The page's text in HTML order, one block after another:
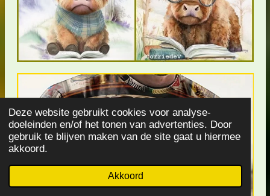
Deze website gebruikt cookies voor analyse-
doeleinden en/of het tonen van advertenties. Door
gebruik te blijven maken van de site gaat u hiermee
akkoord.
Akkoord